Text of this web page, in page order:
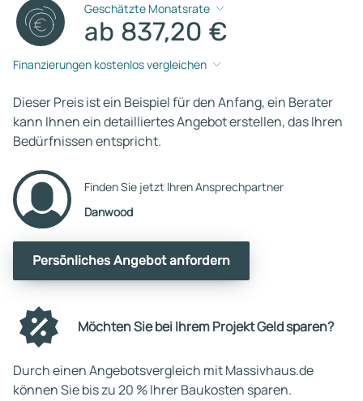
Geschätzte Monatsrate
ab 837,20 €
Finanzierungen kostenlos vergleichen
Dieser Preis ist ein Beispiel für den Anfang, ein Berater
kann Ihnen ein detailliertes Angebot erstellen, das Ihren
Bedürfnissen entspricht.
Finden Sie jetzt Ihren Ansprechpartner
Danwood
Persönliches Angebot anfordern
Möchten Sie bei Ihrem Projekt Geld sparen?
Durch einen Angebotsvergleich mit Massivhaus.de
können Sie bis zu 20 % Ihrer Baukosten sparen.